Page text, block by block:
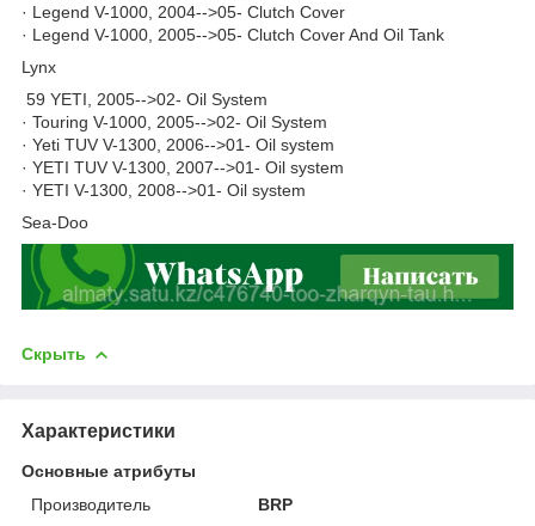
· Legend V-1000, 2004-->05- Clutch Cover
· Legend V-1000, 2005-->05- Clutch Cover And Oil Tank
Lynx
59 YETI, 2005-->02- Oil System
· Touring V-1000, 2005-->02- Oil System
· Yeti TUV V-1300, 2006-->01- Oil system
· YETI TUV V-1300, 2007-->01- Oil system
· YETI V-1300, 2008-->01- Oil system
Sea-Doo
Скрыть
Характеристики
Основные атрибуты
Производитель
BRP